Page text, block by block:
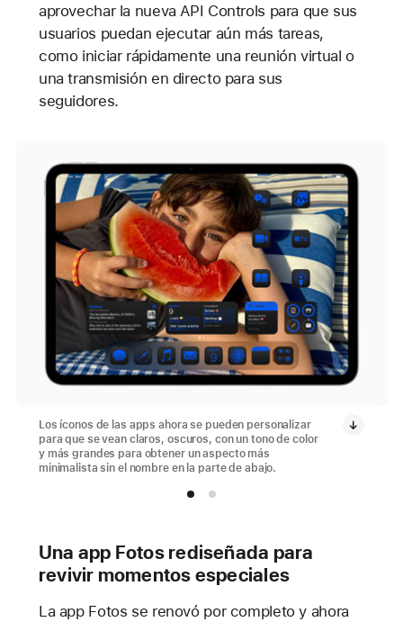
aprovechar la nueva API Controls para que sus
usuarios puedan ejecutar aún más tareas,
como iniciar rápidamente una reunión virtual o
una transmisión en directo para sus
seguidores.
Los íconos de las apps ahora se pueden personalizar
para que se vean claros, oscuros, con un tono de color
y más grandes para obtener un aspecto más
minimalista sin el nombre en la parte de abajo.
Una app Fotos rediseñada para
revivir momentos especiales
La app Fotos se renovó por completo y ahora